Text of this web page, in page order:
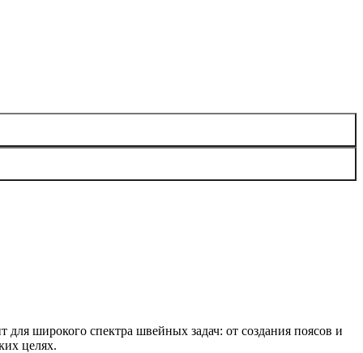
широкого спектра швейных задач: от создания поясов и
целях.